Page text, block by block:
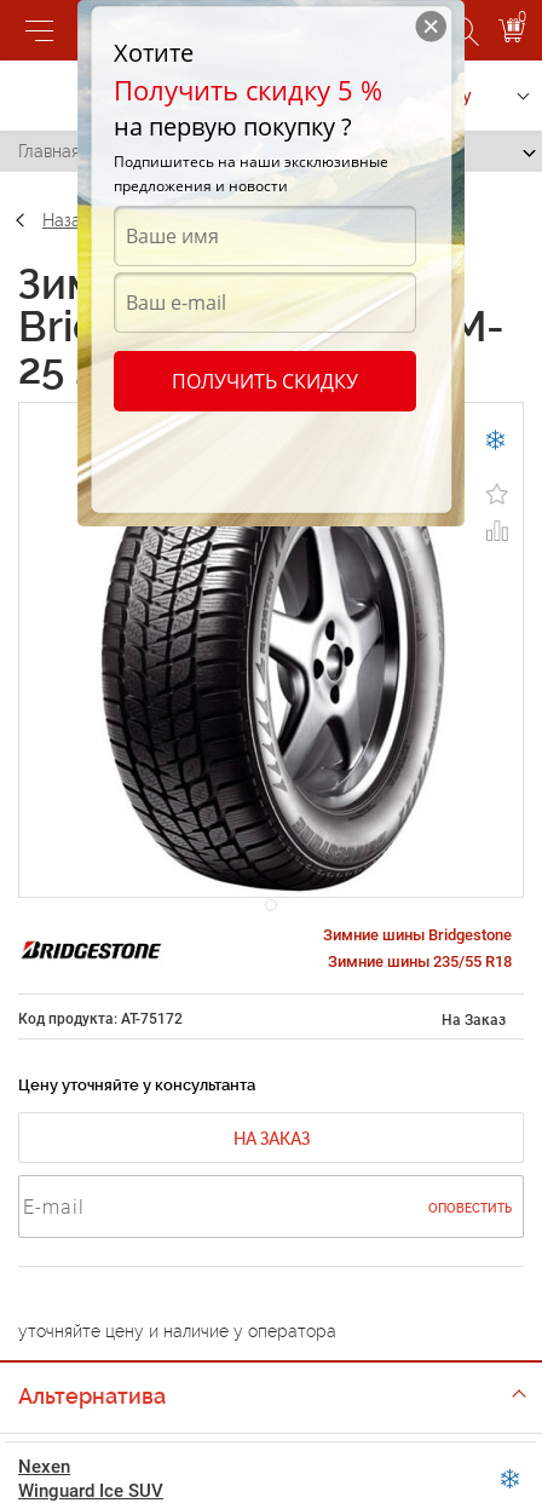
0
Позвонить Заказать услугу
Главная / Bridgestone Blizzak LM-25 235/55 R18 100H
Назад
Зимние шины
Bridgestone Blizzak LM-
25 235/55 R18 100H
Зимние шины Bridgestone
Зимние шины 235/55 R18
Код продукта: AT-75172 На Заказ
Цену уточняйте у консультанта
НА ЗАКАЗ
ОПОВЕСТИТЬ
уточняйте цену и наличие у оператора
Альтернатива
Nexen
Winguard Ice SUV
Хотите
Получить скидку 5 %
на первую покупку ?
Подпишитесь на наши эксклюзивные
предложения и новости
ПОЛУЧИТЬ СКИДКУ